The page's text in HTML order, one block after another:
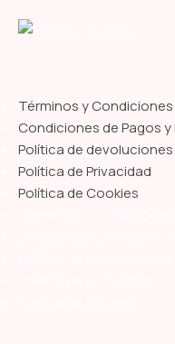
Términos y Condiciones
Condiciones de Pagos y
Política de
Política de Privacidad
Política de Cookies